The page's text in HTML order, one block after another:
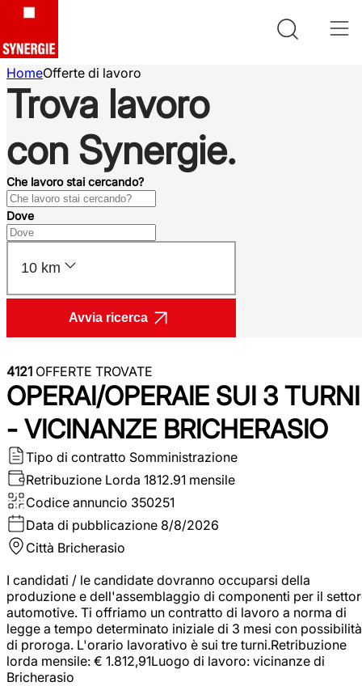
HomeOfferte di lavoro
Trova lavoro
con Synergie.
Che lavoro stai cercando?
Dove
10 km
Avvia ricerca
4121 OFFERTE TROVATE
OPERAI/OPERAIE SUI 3 TURNI
- VICINANZE BRICHERASIO
Tipo di contratto Somministrazione
Retribuzione Lorda 1812.91 mensile
Codice annuncio 350251
Data di pubblicazione 8/8/2026
Città Bricherasio
I candidati / le candidate dovranno occuparsi della
produzione e dell'assemblaggio di componenti per il
automotive. Ti offriamo un contratto di lavoro a norma di
legge a tempo determinato iniziale di 3 mesi con possibilità
di proroga. L'orario lavorativo è sui tre turni.Retribuzione
lorda mensile: € 1.812,91Luogo di lavoro: vicinanze di
Bricherasio